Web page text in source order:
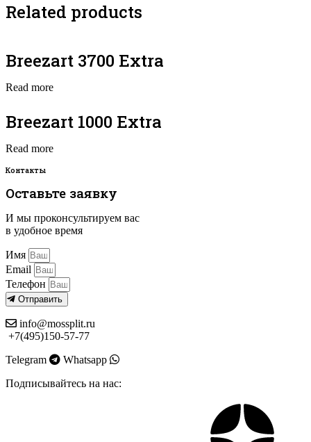
Related products
Breezart 3700 Extra
Read more
Breezart 1000 Extra
Read more
Контакты
Оставьте заявку
И мы проконсультируем вас
в удобное время
Имя
Email
Телефон
Отправить
info@mossplit.ru
+7(495)150-57-77
Telegram
Whatsapp
Подписывайтесь на нас: